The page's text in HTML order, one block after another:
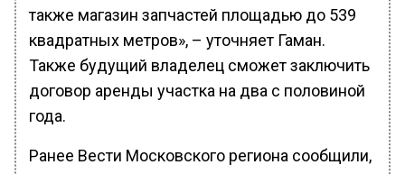
также магазин запчастей площадью до 539
квадратных метров», – уточняет Гаман.
Также будущий владелец сможет заключить
договор аренды участка на два с половиной
года.
Ранее Вести Московского региона сообщили,